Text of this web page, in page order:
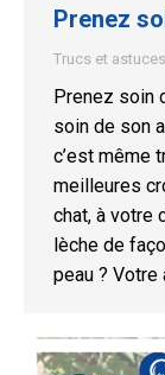
Prenez
Trucs et astuces
Prenez soin
soin de son
c’est même
meilleures
chat, à votre
lèche de
peau ? Votre